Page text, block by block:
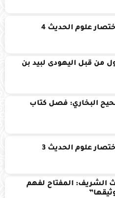
علوم الحديث 4
من قبل اليهودى لبيد بن
البخاري: فصل كتاب
علوم الحديث 3
الشريف: المفتاح لفهم